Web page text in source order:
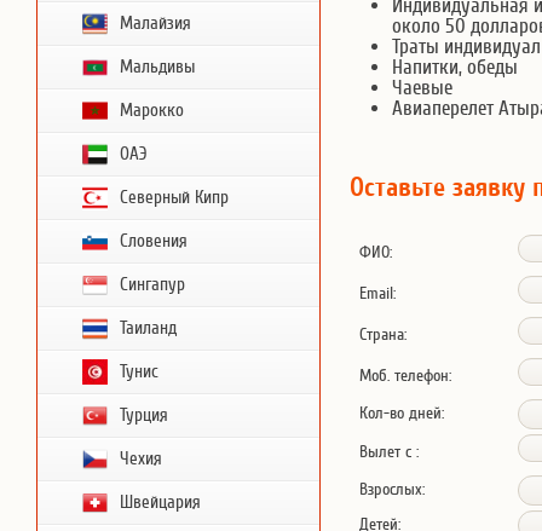
Малайзия
Мальдивы
Марокко
ОАЭ
Северный Кипр
Словения
Сингапур
Таиланд
Тунис
Турция
Чехия
Швейцария
Индивидуальная
около 50
Траты
Напитки, обеды
Чаевые
Авиаперелет
Оставьте заявку
ФИО:
Email:
Страна:
Моб. телефон:
Кол-во дней:
Вылет с :
Взрослых:
Детей: